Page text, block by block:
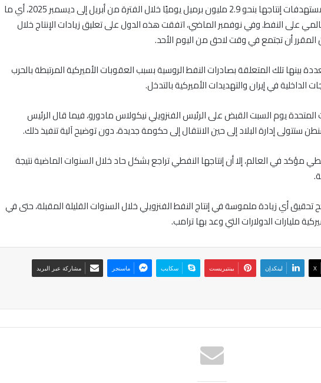
وكانت هذه الدول قد رفعت مستهدفات إنتاجها بنحو 2.9 مليون برميل يوميًا خلال الفترة من أبريل إلى ديسمبر 2025، أي ما
الطلب العالمي على النفط. وفي نوفمبر الماضي، اتفقت هذه الدول على تعليق زيادات الإنتاج خلال
المقرر أن تجتمع في وقت لاحق من اليوم الأحد.
تلك المتعلقة بصادرات النفط الروسية بسبب العقوبات الأميركية المرتبطة بالحرب
الداخلية في إيران والتهديدات الأميركية بالتدخل.
المتحدة يوم السبت القبض على الرئيس الفنزويلي نيكولاس مادورو، فيما قال الرئيس
ستتولى إدارة البلاد إلى حين الانتقال إلى حكومة جديدة، دون توضيح آلية تنفيذ ذلك.
مؤكد في العالم، إلا أن إنتاجها النفطي تراجع بشكل حاد خلال السنوات الماضية نتيجة
أي زيادة ملموسة في إنتاج النفط الفنزويلي خلال السنوات القليلة المقبلة، حتى في
مليارات الدولارات التي وعد بها ترامب.
‫X لينكدإن بينتيريست سكايب ماسنجر مشاركة عبر البريد